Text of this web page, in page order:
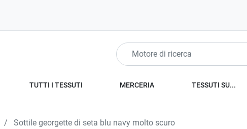
TUTTI I TESSUTI MERCERIA TESSUTI SU...
Sottile georgette di seta blu navy molto scuro